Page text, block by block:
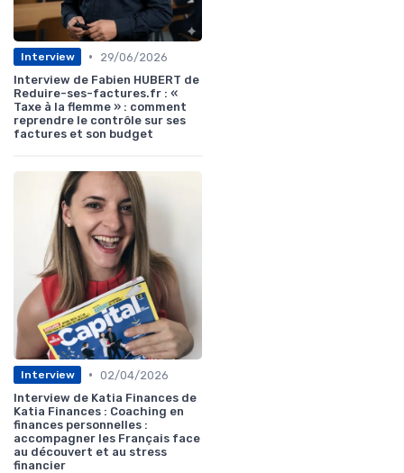
Interview •
29/06/2026
Interview de Fabien HUBERT de
Reduire-ses-factures.fr : «
Taxe à la flemme » : comment
reprendre le contrôle sur ses
factures et son budget
Interview • 02/04/2026
Interview de Katia Finances de
Katia Finances : Coaching en
finances personnelles :
accompagner les Français face
au découvert et au stress
financier